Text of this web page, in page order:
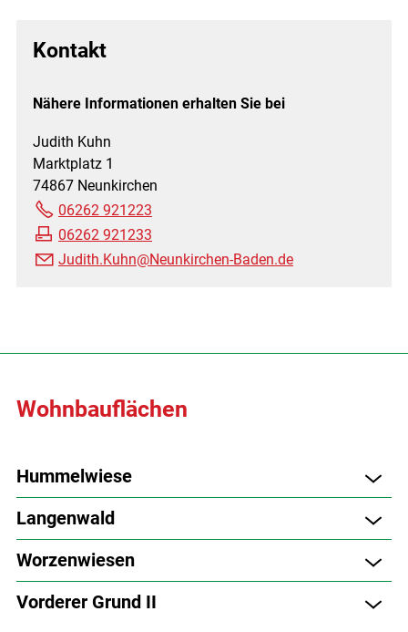
Kontakt
Nähere Informationen erhalten Sie bei
Judith Kuhn
Marktplatz 1
74867 Neunkirchen
06262 921223
06262 921233
Judith.Kuhn@Neunkirchen-Baden.de
Wohnbauflächen
Hummelwiese
Langenwald
Worzenwiesen
Vorderer Grund II